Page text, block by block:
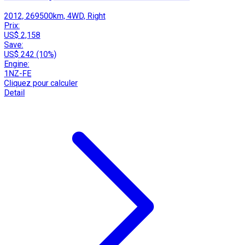
2012, 269500km, 4WD, Right
Prix:
US$ 2,158
Save:
US$ 242 (10%)
Engine:
1NZ-FE
Cliquez pour calculer
Detail